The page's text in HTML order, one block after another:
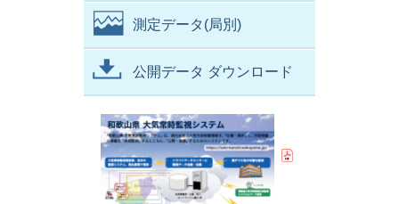
測定データ(局別)
公開データ ダウンロード